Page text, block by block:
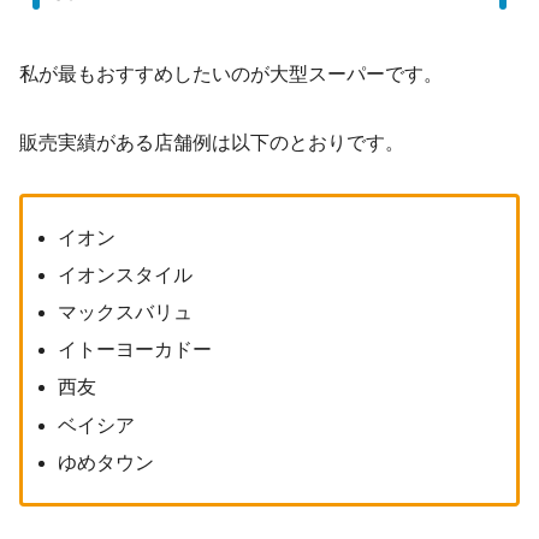
私が最もおすすめしたいのが大型スーパーです。
販売実績がある店舗例は以下のとおりです。
イオン
イオンスタイル
マックスバリュ
イトーヨーカドー
西友
ベイシア
ゆめタウン